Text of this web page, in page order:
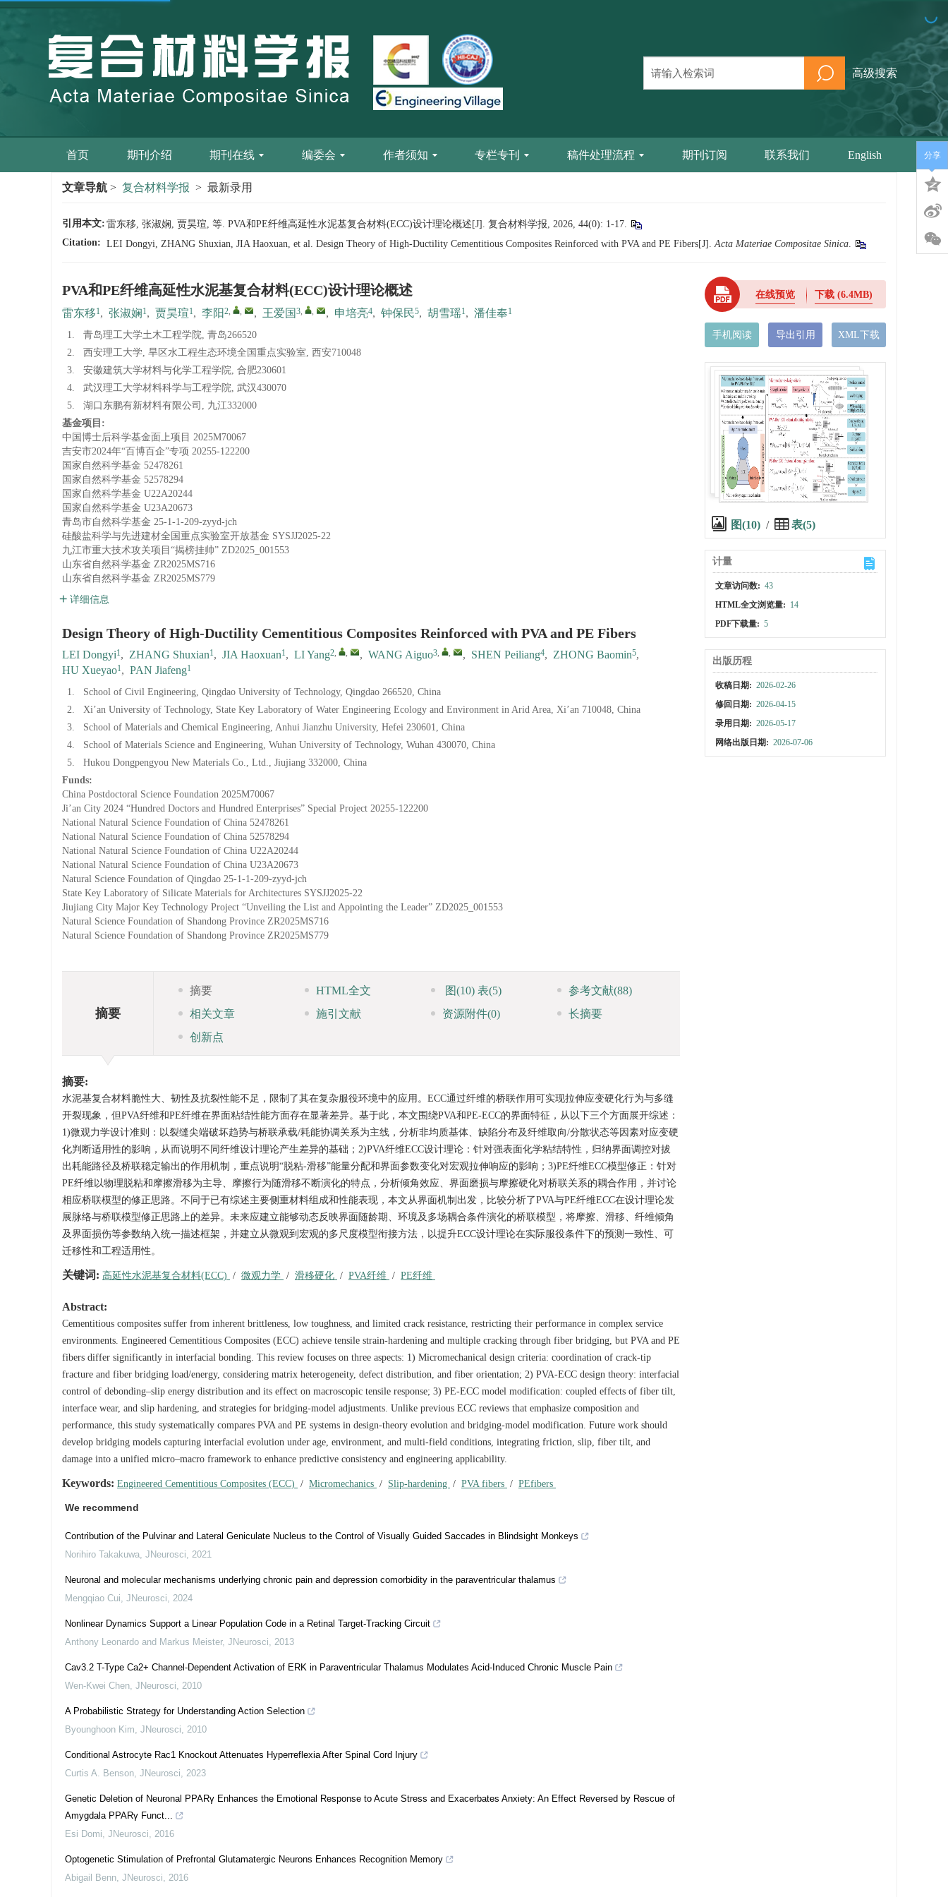
高级搜索
首页 期刊介绍 期刊在线 编委会 作者须知 专栏专刊 稿件处理流程 期刊订阅 联系我们 English
文章导航 > 复合材料学报 > 最新录用
引用本文: 雷东移, 张淑娴, 贾昊瑄, 等. PVA和PE纤维高延性水泥基复合材料(ECC)设计理论概述[J]. 复合材料学报, 2026, 44(0): 1-17.
Citation: LEI Dongyi, ZHANG Shuxian, JIA Haoxuan, et al. Design Theory of High-Ductility Cementitious Composites Reinforced with PVA and PE Fibers[J].Acta Materiae Compositae Sinica.
PVA和PE纤维高延性水泥基复合材料(ECC)设计理论概述
雷东移1, 张淑娴1, 贾昊瑄1, 李阳 2, , , 王爱国 3, , , 申培亮4, 钟保民5, 胡雪瑶1, 潘佳奉1
1.
青岛理工大学土木工程学院, 青岛266520
2.
西安理工大学, 旱区水工程生态环境全国重点实验室, 西安710048
3.
安徽建筑大学材料与化学工程学院, 合肥230601
4.
武汉理工大学材料科学与工程学院, 武汉430070
5.
湖口东鹏有新材料有限公司, 九江332000
基金项目:
中国博士后科学基金面上项目 2025M70067
吉安市2024年“百博百企”专项 20255-122200
国家自然科学基金 52478261
国家自然科学基金 52578294
国家自然科学基金 U22A20244
国家自然科学基金 U23A20673
青岛市自然科学基金 25-1-1-209-zyyd-jch
硅酸盐科学与先进建材全国重点实验室开放基金 SYSJJ2025-22
九江市重大技术攻关项目“揭榜挂帅” ZD2025_001553
山东省自然科学基金 ZR2025MS716
山东省自然科学基金 ZR2025MS779
详细信息
Design Theory of High-Ductility Cementitious Composites Reinforced with PVA and PE Fibers
LEI Dongyi1, ZHANG Shuxian1, JIA Haoxuan1, LI Yang2, , , WANG Aiguo3, , , SHEN Peiliang4, ZHONG Baomin5,
HU Xueyao1, PAN Jiafeng1
1.
School of Civil Engineering, Qingdao University of Technology, Qingdao 266520, China
2.
Xi’an University of Technology, State Key Laboratory of Water Engineering Ecology and Environment in Arid Area, Xi’an 710048, China
3.
School of Materials and Chemical Engineering, Anhui Jianzhu University, Hefei 230601, China
4.
School of Materials Science and Engineering, Wuhan University of Technology, Wuhan 430070, China
5.
Hukou Dongpengyou New Materials Co., Ltd., Jiujiang 332000, China
Funds:
China Postdoctoral Science Foundation 2025M70067
Ji’an City 2024 “Hundred Doctors and Hundred Enterprises” Special Project 20255-122200
National Natural Science Foundation of China 52478261
National Natural Science Foundation of China 52578294
National Natural Science Foundation of China U22A20244
National Natural Science Foundation of China U23A20673
Natural Science Foundation of Qingdao 25-1-1-209-zyyd-jch
State Key Laboratory of Silicate Materials for Architectures SYSJJ2025-22
Jiujiang City Major Key Technology Project “Unveiling the List and Appointing the Leader” ZD2025_001553
Natural Science Foundation of Shandong Province ZR2025MS716
Natural Science Foundation of Shandong Province ZR2025MS779
摘要
摘要 HTML全文 图(10) 表(5) 参考文献(88)
相关文章
施引文献 资源附件(0)
长摘要
创新点
摘要:
水泥基复合材料脆性大、韧性及抗裂性能不足，限制了其在复杂服役环境中的应用。ECC通过纤维的桥联作用可实现拉伸应变硬化行为与多缝
开裂现象，但PVA纤维和PE纤维在界面粘结性能方面存在显著差异。基于此，本文围绕PVA和PE-ECC的界面特征，从以下三个方面展开综述：
1)微观力学设计准则：以裂缝尖端破坏趋势与桥联承载/耗能协调关系为主线，分析非均质基体、缺陷分布及纤维取向/分散状态等因素对应变硬
化判断适用性的影响，从而说明不同纤维设计理论产生差异的基础；2)PVA纤维ECC设计理论：针对强表面化学粘结特性，归纳界面调控对拔
出耗能路径及桥联稳定输出的作用机制，重点说明“脱粘-滑移”能量分配和界面参数变化对宏观拉伸响应的影响；3)PE纤维ECC模型修正：针对
PE纤维以物理脱粘和摩擦滑移为主导、摩擦行为随滑移不断演化的特点，分析倾角效应、界面磨损与摩擦硬化对桥联关系的耦合作用，并讨论
相应桥联模型的修正思路。不同于已有综述主要侧重材料组成和性能表现，本文从界面机制出发，比较分析了PVA与PE纤维ECC在设计理论发
展脉络与桥联模型修正思路上的差异。未来应建立能够动态反映界面随龄期、环境及多场耦合条件演化的桥联模型，将摩擦、滑移、纤维倾角
及界面损伤等参数纳入统一描述框架，并建立从微观到宏观的多尺度模型衔接方法，以提升ECC设计理论在实际服役条件下的预测一致性、可
迁移性和工程适用性。
关键词: 高延性水泥基复合材料(ECC) / 微观力学 / 滑移硬化 / PVA纤维 / PE纤维
Abstract:
Cementitious composites suffer from inherent brittleness, low toughness, and limited crack resistance, restricting their performance in complex service
environments. Engineered Cementitious Composites (ECC) achieve tensile strain-hardening and multiple cracking through fiber bridging, but PVA and PE
fibers differ significantly in interfacial bonding. This review focuses on three aspects: 1) Micromechanical design criteria: coordination of crack-tip
fracture and fiber bridging load/energy, considering matrix heterogeneity, defect distribution, and fiber orientation; 2) PVA-ECC design theory: interfacial
control of debonding–slip energy distribution and its effect on macroscopic tensile response; 3) PE-ECC model modification: coupled effects of fiber tilt,
interface wear, and slip hardening, and strategies for bridging-model adjustments. Unlike previous ECC reviews that emphasize composition and
performance, this study systematically compares PVA and PE systems in design-theory evolution and bridging-model modification. Future work should
develop bridging models capturing interfacial evolution under age, environment, and multi-field conditions, integrating friction, slip, fiber tilt, and
damage into a unified micro–macro framework to enhance predictive consistency and engineering applicability.
Keywords: Engineered Cementitious Composites (ECC) / Micromechanics / Slip-hardening / PVA fibers / PEfibers
We recommend
Contribution of the Pulvinar and Lateral Geniculate Nucleus to the Control of Visually Guided Saccades in Blindsight Monkeys
Norihiro Takakuwa, JNeurosci, 2021
Neuronal and molecular mechanisms underlying chronic pain and depression comorbidity in the paraventricular thalamus
Mengqiao Cui, JNeurosci, 2024
Nonlinear Dynamics Support a Linear Population Code in a Retinal Target-Tracking Circuit
Anthony Leonardo and Markus Meister, JNeurosci, 2013
Cav3.2 T-Type Ca2+ Channel-Dependent Activation of ERK in Paraventricular Thalamus Modulates Acid-Induced Chronic Muscle Pain
Wen-Kwei Chen, JNeurosci, 2010
A Probabilistic Strategy for Understanding Action Selection
Byounghoon Kim, JNeurosci, 2010
Conditional Astrocyte Rac1 Knockout Attenuates Hyperreflexia After Spinal Cord Injury
Curtis A. Benson, JNeurosci, 2023
Genetic Deletion of Neuronal PPARγ Enhances the Emotional Response to Acute Stress and Exacerbates Anxiety: An Effect Reversed by Rescue of
Amygdala PPARγ Funct...
Esi Domi, JNeurosci, 2016
Optogenetic Stimulation of Prefrontal Glutamatergic Neurons Enhances Recognition Memory
Abigail Benn, JNeurosci, 2016
在线预览 下载(6.4MB)
手机阅读 导出引用 XML下载
图(10) / 表(5)
计量
文章访问数: 43
HTML全文浏览量: 14
PDF下载量: 5
出版历程
收稿日期: 2026-02-26
修回日期: 2026-04-15
录用日期: 2026-05-17
网络出版日期: 2026-07-06
分享